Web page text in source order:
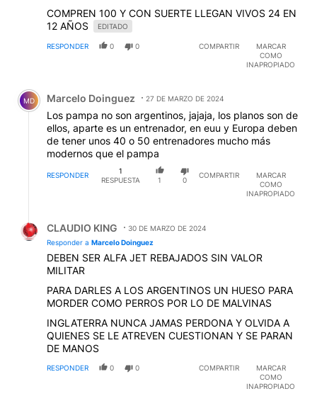
COMPREN 100 Y CON SUERTE LLEGAN VIVOS 24 EN
12 AÑOS
EDITADO
RESPONDER 0 0 COMPARTIR
MARCAR
COMO
INAPROPIADO
Comentario de Marcelo Doinguez.
MD Marcelo Doinguez 27 DE MARZO DE 2024
Los pampa no son argentinos, jajaja, los planos son de
ellos, aparte es un entrenador, en euu y Europa deben
de tener unos 40 o 50 entrenadores mucho más
modernos que el pampa
RESPONDER
1
RESPUESTA
1 0
COMPARTIR
MARCAR
COMO
INAPROPIADO
CLAUDIO KING
30 DE MARZO DE 2024
Responder a Marcelo Doinguez
DEBEN SER ALFA JET REBAJADOS SIN VALOR
MILITAR
PARA DARLES A LOS ARGENTINOS UN HUESO PARA
MORDER COMO PERROS POR LO DE MALVINAS
INGLATERRA NUNCA JAMAS PERDONA Y OLVIDA A
QUIENES SE LE ATREVEN CUESTIONAN Y SE PARAN
DE MANOS
RESPONDER 0 0 COMPARTIR
MARCAR
COMO
INAPROPIADO